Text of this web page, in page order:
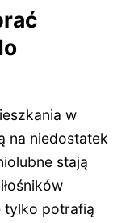
w
na niedostatek
stają
tylko potrafią